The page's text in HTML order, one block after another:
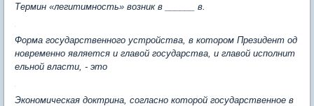
Термин «легитимность» возник в ______ в.
Форма государственного устройства, в котором Президент од
новременно является и главой государства, и главой исполнит
ельной власти, - это
Экономическая доктрина, согласно которой государственное в